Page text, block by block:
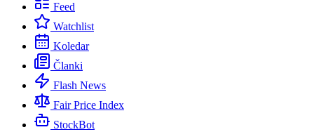
Feed
Watchlist
Koledar
Članki
Flash News
Fair Price Index
StockBot